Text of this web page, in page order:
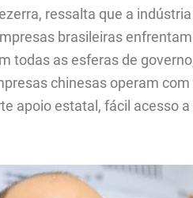
ressalta que a
brasileiras
todas as esferas de
chinesas operam
apoio estatal, fácil acesso